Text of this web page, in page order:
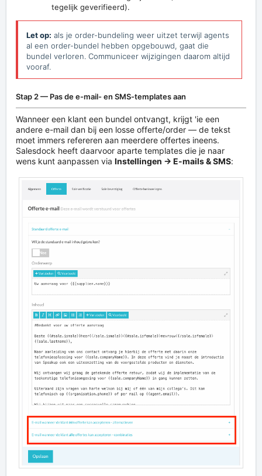
tegelijk geverifieerd).
Let op: als je order-bundeling weer uitzet terwijl agents
al een order-bundel hebben opgebouwd, gaat die
bundel verloren. Communiceer wijzigingen daarom altijd
vooraf.
Stap 2 — Pas de e-mail- en SMS-templates aan
Wanneer een klant een bundel ontvangt, krijgt 'ie een
andere e-mail dan bij een losse offerte/order — de tekst
moet immers refereren aan meerdere offertes ineens.
Salesdock heeft daarvoor aparte templates die je naar
wens kunt aanpassen via Instellingen → E-mails & SMS: